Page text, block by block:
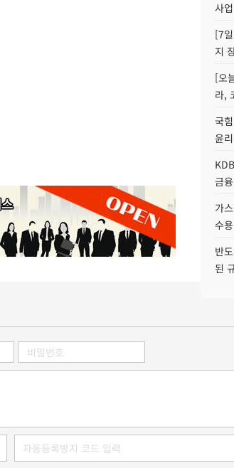
사
[7
지
[오
라,
국
윤
금
가
수
반
된